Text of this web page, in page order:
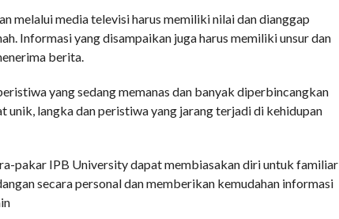
melalui media televisi harus memiliki nilai dan dianggap
Informasi yang disampaikan juga harus memiliki unsur dan
berita.
yang sedang memanas dan banyak diperbincangkan
langka dan peristiwa yang jarang terjadi di kehidupan
pakar IPB University dapat membiasakan diri untuk familiar
secara personal dan memberikan kemudahan informasi